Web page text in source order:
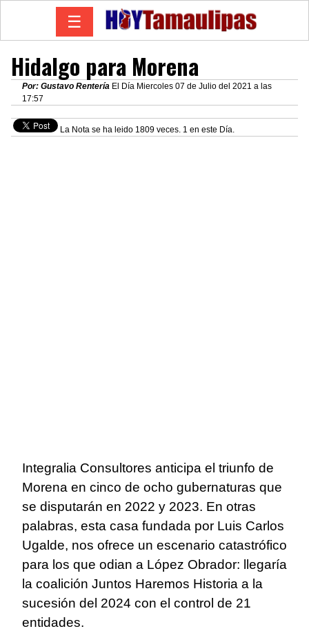
☰
Hidalgo para Morena
Por: Gustavo Rentería El Día Miercoles 07 de Julio del 2021 a las
17:57
La Nota se ha leido 1809 veces. 1 en este Día.
Integralia Consultores anticipa el triunfo de
Morena en cinco de ocho gubernaturas que
se disputarán en 2022 y 2023. En otras
palabras, esta casa fundada por Luis Carlos
Ugalde, nos ofrece un escenario catastrófico
para los que odian a López Obrador: llegaría
la coalición Juntos Haremos Historia a la
sucesión del 2024 con el control de 21
entidades.